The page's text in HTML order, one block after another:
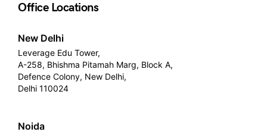
Office Locations
New Delhi
Leverage Edu Tower,
A-258, Bhishma Pitamah Marg, Block A,
Defence Colony, New Delhi,
Delhi 110024
Noida